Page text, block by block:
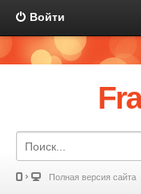
Войти
Полная версия сайта